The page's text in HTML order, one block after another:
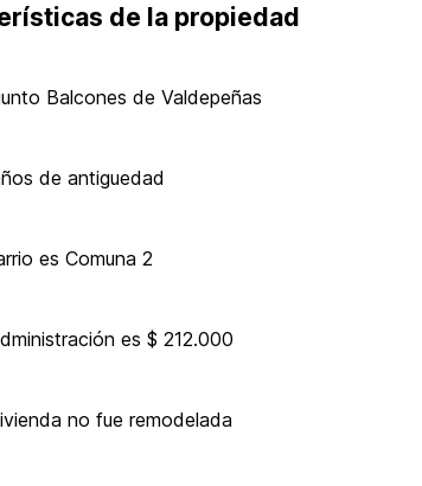
de la propiedad
Balcones de Valdepeñas
de antiguedad
es Comuna 2
es $ 212.000
no fue remodelada